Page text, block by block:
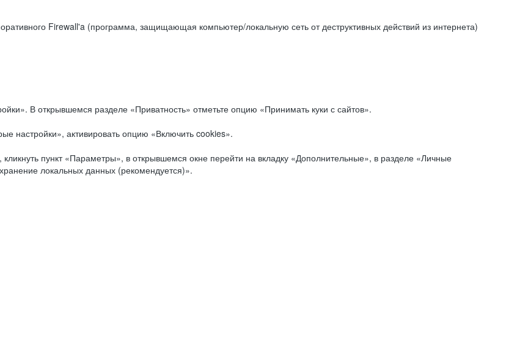
Firewall'a (программа, защищающая компьютер/локальную сеть от деструктивных действий из интернета)
В открывшемся разделе «Приватность» отметьте опцию «Принимать куки с сайтов».
настройки», активировать опцию «Включить cookies».
пункт «Параметры», в открывшемся окне перейти на вкладку «Дополнительные», в разделе «Личные
локальных данных (рекомендуется)».